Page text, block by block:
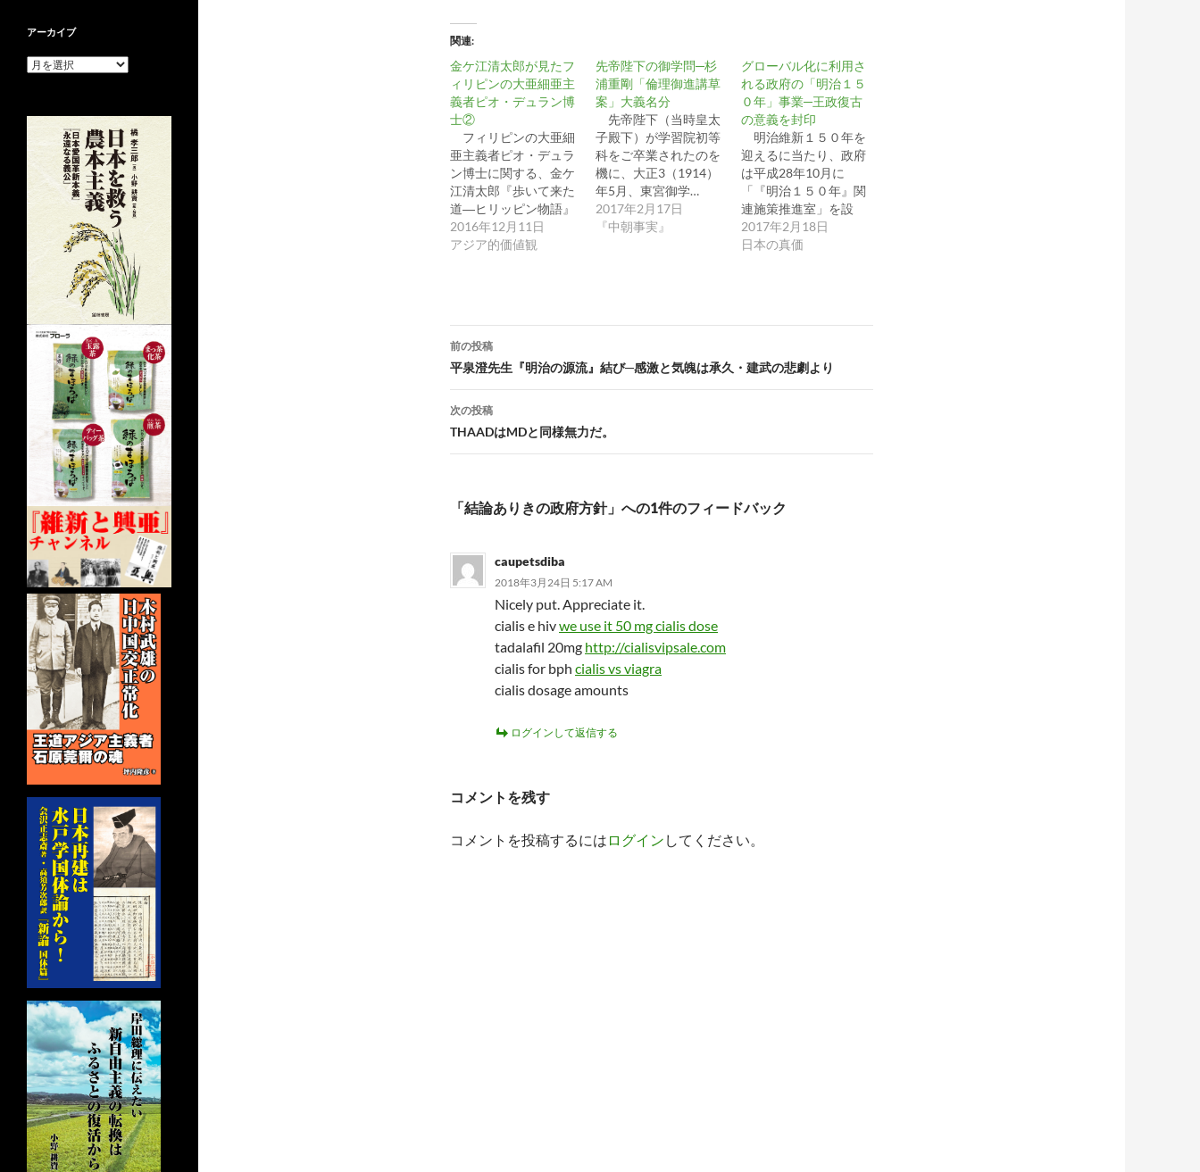
関連
金ケ江清太郎が見たフ
ィリピンの大亜細亜主
義者ピオ・デュラン博
士②
フィリピンの大亜細
亜主義者ピオ・デュラ
ン博士に関する、金ケ
江清太郎『歩いて来た
道―ヒリッピン物語』
…
2016年12月11日
アジア的価値観
先帝陛下の御学問─杉
浦重剛「倫理御進講草
案」大義名分
先帝陛下（当時皇太
子殿下）が学習院初等
科をご卒業されたのを
機に、大正3（1914）
年5月、東宮御学…
2017年2月17日
『中朝事実』
グローバル化に利用さ
れる政府の「明治１５
０年」事業─王政復古
の意義を封印
明治維新１５０年を
迎えるに当たり、政府
は平成28年10月に
「『明治１５０年』関
連施策推進室」を設
置…
2017年2月18日
日本の真価
投
稿
ナ
ビ
ゲ
ー
ョ
ン
前の投稿
平泉澄先生『明治の源流』結び─感激と気魄は承久・建武の悲劇より
次の投稿
THAADはMDと同様無力だ。
「結論ありきの政府方針」への1件のフィードバック
caupetsdiba
2018年3月24日 5:17 AM
Nicely put. Appreciate it.
cialis e hivwe use it 50 mg cialis dose
tadalafil 20mg http://cialisvipsale.com
cialis for bph cialis vs viagra
cialis dosage amounts
ログインして返信する
コメントを残す
コメントを投稿するには ログイン してください。
アーカイブ
ア